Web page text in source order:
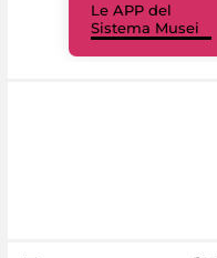
Le APP del
Sistema Musei